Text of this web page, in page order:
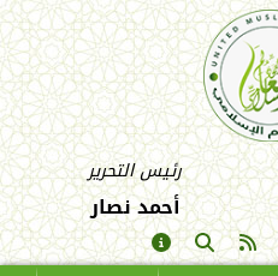
رئيس التحرير
أحمد نصار